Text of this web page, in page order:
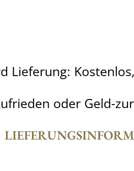
Lieferung:
oder Geld-